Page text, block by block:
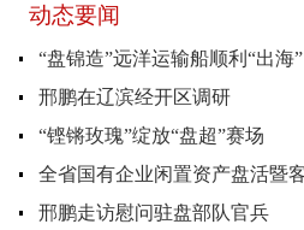
动态要闻
“盘锦造”远洋运输船顺利“出海”
邢鹏在辽滨经开区调研
“铿锵玫瑰”绽放“盘超”赛场
邢鹏走访慰问驻盘部队官兵